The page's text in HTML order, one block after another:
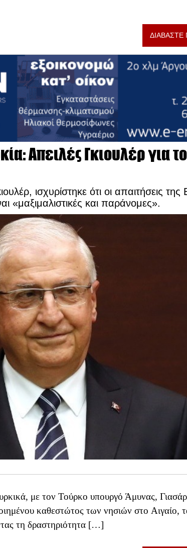
ΔΙΑΒΑΣΤΕ
Απειλές Γκιουλέρ για
ισχυρίστηκε ότι οι απαιτήσεις της
«μαξιμαλιστικές και παράνομες».
με τον Τούρκο υπουργό Άμυνας,
καθεστώτος των νησιών στο Αιγαίο,
τη δραστηριότητα […]